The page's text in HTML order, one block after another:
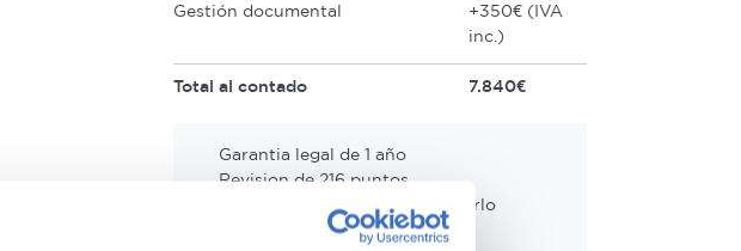
Gestión documental
+350€ (IVA
inc.)
Total al contado 7.840€
Garantia legal de 1 año
Revision de 216 puntos
14 días o 1.000 kms para probarlo
Cambio de vehículo incluído